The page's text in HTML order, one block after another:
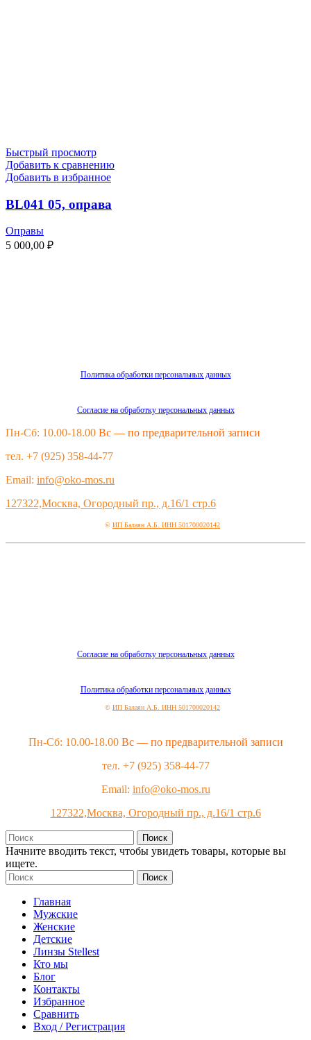
Быстрый просмотр
Добавить к сравнению
Добавить в избранное
BL041 05, оправа
Оправы
5 000,00 ₽
Политика обработки персональных данных
Согласие на обработку персональных данных
Пн-Сб: 10.00-18.00 Вс — по предварительной записи
тел. +7 (925) 358-44-77
Email: info@oko-mos.ru
127322,Москва, Огородный пр., д.16/1 стр.6
© ИП Балаян А.Б. ИНН 501700020142
Согласие на обработку персональных данных
Политика обработки персональных данных
© ИП Балаян А.Б. ИНН 501700020142
Пн-Сб: 10.00-18.00 Вс — по предварительной записи
тел. +7 (925) 358-44-77
Email: info@oko-mos.ru
127322,Москва, Огородный пр., д.16/1 стр.6
Поиск
Начните вводить текст, чтобы увидеть товары, которые вы
ищете.
Поиск
Главная
Мужские
Женские
Детские
Линзы Stellest
Кто мы
Блог
Контакты
Избранное
Сравнить
Вход / Регистрация